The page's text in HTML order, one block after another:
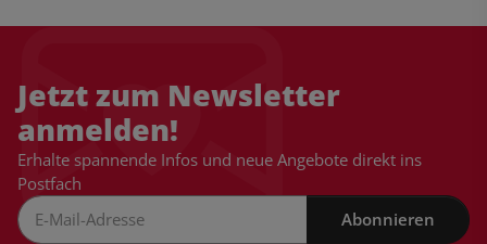
Jetzt zum Newsletter
anmelden!
Erhalte spannende Infos und neue Angebote direkt ins
Postfach
Abonnieren